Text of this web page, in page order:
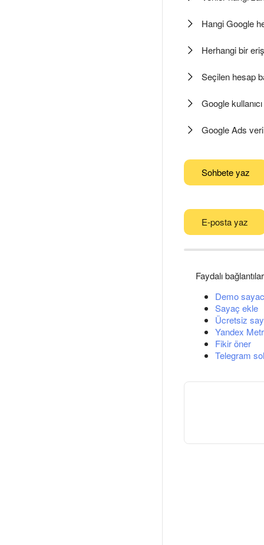
Hangi Google
Herhangi bir
Seçilen hesap
Google
Google Ads
Sohbete yaz
E-posta yaz
Faydalı bağlantılar
Demo
Sayaç ekle
Ücretsiz
Yandex
Fikir öner
Telegram